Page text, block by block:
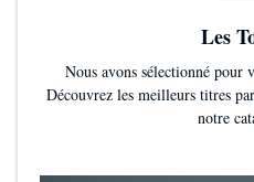
Les
Nous avons sélectionné pour
Découvrez les meilleurs titres
notre